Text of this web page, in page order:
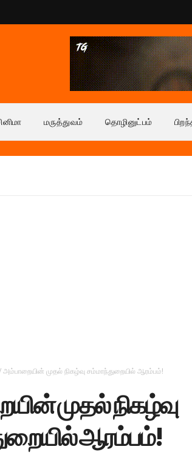
மருத்துவம் தொழினுட்பம்
அம்பாறையின் முதல் நிகழ்வு சம்மாந்துறையில் ஆரம்பம்!
முதல் நிகழ்வு
ஆரம்பம்!